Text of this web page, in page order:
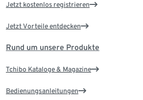
Jetzt kostenlos registrieren
Jetzt Vorteile entdecken
Rund um unsere Produkte
Tchibo Kataloge & Magazine
Bedienungsanleitungen